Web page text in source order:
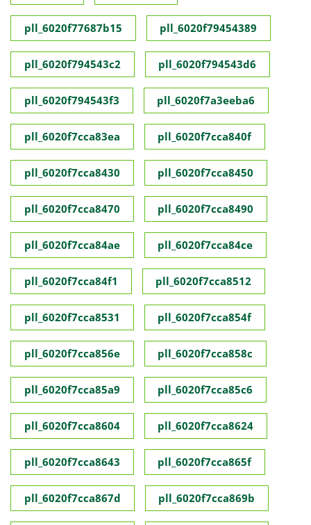
pll_6020f77687b15 pll_6020f79454389
pll_6020f794543c2 pll_6020f794543d6
pll_6020f794543f3 pll_6020f7a3eeba6
pll_6020f7cca83ea pll_6020f7cca840f
pll_6020f7cca8430 pll_6020f7cca8450
pll_6020f7cca8470 pll_6020f7cca8490
pll_6020f7cca84ae pll_6020f7cca84ce
pll_6020f7cca84f1 pll_6020f7cca8512
pll_6020f7cca8531 pll_6020f7cca854f
pll_6020f7cca856e pll_6020f7cca858c
pll_6020f7cca85a9 pll_6020f7cca85c6
pll_6020f7cca8604 pll_6020f7cca8624
pll_6020f7cca8643 pll_6020f7cca865f
pll_6020f7cca867d pll_6020f7cca869b